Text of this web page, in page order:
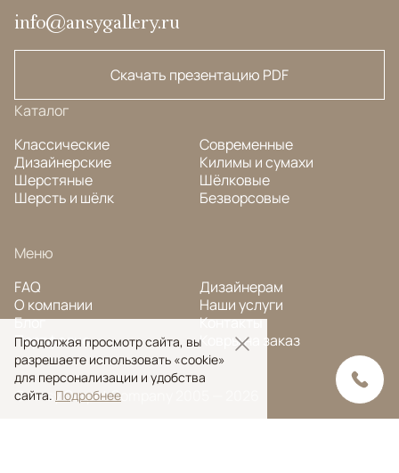
info@ansygallery.ru
Скачать презентацию PDF
Каталог
Классические
Дизайнерские
Шерстяные
Шерсть и шёлк
Современные
Килимы и сумахи
Шёлковые
Безворсовые
Меню
FAQ
О компании
Блог
Портфолио
Дизайнерам
Наши услуги
Контакты
Ковры на заказ
© Ansy Carpet Company 2005 — 2026
Продолжая просмотр сайта, вы
разрешаете использовать «cookie»
для персонализации и удобства
сайта. Подробнее